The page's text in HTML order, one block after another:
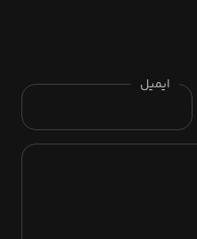
ایمیل